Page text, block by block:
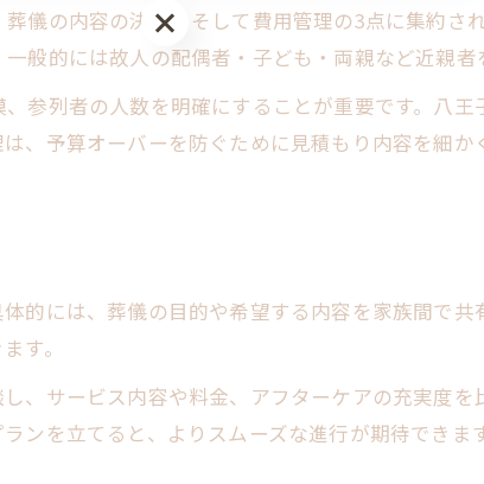
家族葬 失敗を防ぐチェックポイント一覧
族葬で後悔しないための知恵袋
儀の内容の決定、そして費用管理の3点に集約さ
般的には故人の配偶者・子ども・両親など近親者
参列者の人数を明確にすることが重要です。八
、予算オーバーを防ぐために見積もり内容を細
的には、葬儀の目的や希望する内容を家族間で
す。
、サービス内容や料金、アフターケアの充実度
ンを立てると、よりスムーズな進行が期待できます